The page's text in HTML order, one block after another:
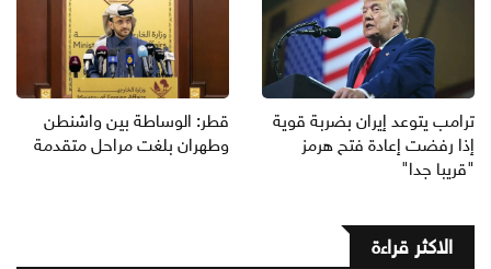
ترامب يتوعد إيران بضربة قوية
إذا رفضت إعادة فتح هرمز
"قريبا جدا"
قطر: الوساطة بين واشنطن
وطهران بلغت مراحل متقدمة
الاكثر قراءة